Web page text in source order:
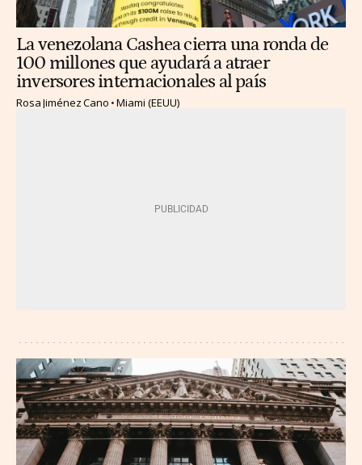
La venezolana Cashea cierra una ronda de
100 millones que ayudará a atraer
inversores internacionales al país
Rosa Jiménez Cano Miami (EEUU)